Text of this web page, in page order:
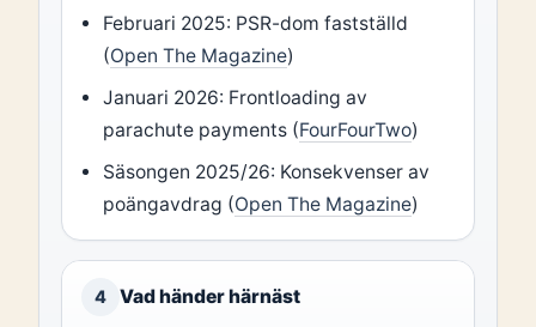
Februari 2025: PSR-dom fastställd
(Open The Magazine)
Januari 2026: Frontloading av
parachute payments (FourFourTwo)
Säsongen 2025/26: Konsekvenser av
poängavdrag (Open The Magazine)
4 Vad händer härnäst